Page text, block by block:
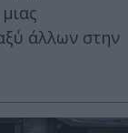
άλλων στην